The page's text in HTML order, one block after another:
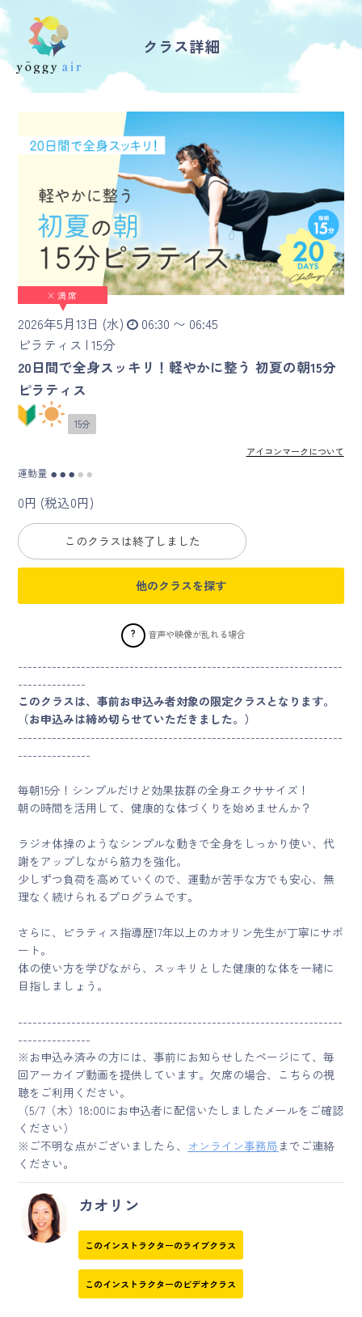
受講の流れ
インストラクター一覧
FAQ / お問い合わせ
yoggy store
yoggy magazine
yoggy mommy
マイページ
ログイン
クラス参加にあたっての同意書
特定商取引にかかわる表示
プライバシーポリシー
クラス詳細
2026年5月13日 (水)
06:30 〜 06:45
ピラティス | 15分
20日間で全身スッキリ！軽やかに整う 初夏の朝15分
ピラティス
15分
アイコンマークについて
運動量 ● ● ● ● ●
0円 (税込0円)
× 満席
このクラスは終了しました
他のクラスを探す
? 音声や映像が乱れる場合
-------------------------------------------------------------------
--------------
このクラスは、事前お申込み者対象の限定クラスとなります。
（お申込みは締め切らせていただきました。）
-------------------------------------------------------------------
---------------
毎朝15分！シンプルだけど効果抜群の全身エクササイズ！
朝の時間を活用して、健康的な体づくりを始めませんか？
ラジオ体操のようなシンプルな動きで全身をしっかり使い、代
謝をアップしながら筋力を強化。
少しずつ負荷を高めていくので、運動が苦手な方でも安心、無
理なく続けられるプログラムです。
さらに、ピラティス指導歴17年以上のカオリン先生が丁寧にサポ
ート。
体の使い方を学びながら、スッキリとした健康的な体を一緒に
目指しましょう。
-------------------------------------------------------------------
---------------
※お申込み済みの方には、事前にお知らせしたページにて、毎
回アーカイブ動画を提供しています。欠席の場合、こちらの視
聴をご利用ください。
（5/7（木）18:00にお申込者に配信いたしましたメールをご確認
ください）
※ご不明な点がございましたら、 オンライン事務局 までご連絡
ください。
カオリン
このインストラクターのライブクラス
このインストラクターのビデオクラス